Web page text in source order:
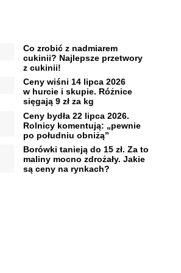
Co zrobić z nadmiarem
cukinii? Najlepsze przetwory
z cukinii!
Ceny wiśni 14 lipca 2026
w hurcie i skupie. Różnice
sięgają 9 zł za kg
Ceny bydła 22 lipca 2026.
Rolnicy komentują: „pewnie
po południu obniżą”
Borówki tanieją do 15 zł. Za to
maliny mocno zdrożały. Jakie
są ceny na rynkach?